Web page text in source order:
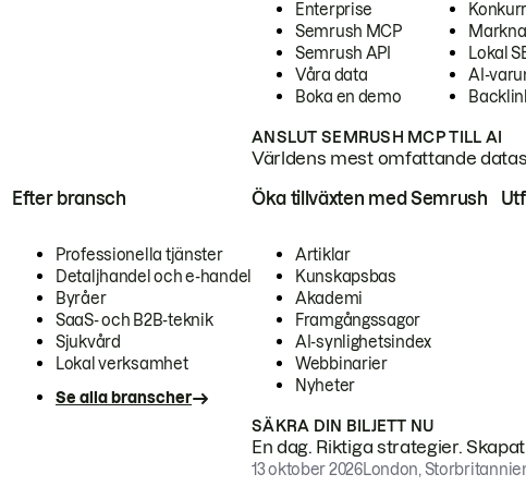
Enterprise
Semrush MCP
Semrush API
Våra data
Boka en demo
Lokal
AI-
ANSLUT SEMRUSH MCP TILL AI
Världens mest omfattande
Efter bransch
Professionella tjänster
Detaljhandel och e-handel
Byråer
SaaS- och B2B-teknik
Sjukvård
Lokal verksamhet
Se alla branscher
Öka tillväxten med Semrush
Artiklar
Kunskapsbas
Akademi
Framgångssagor
AI-synlighetsindex
Webbinarier
Nyheter
SÄKRA DIN BILJETT NU
En dag. Riktiga strategier.
13 oktober 2026London,